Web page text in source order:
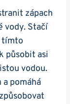
​zápach‌
vody. ⁤Stačí
tímto‍
působit asi
vodou.
pomáhá